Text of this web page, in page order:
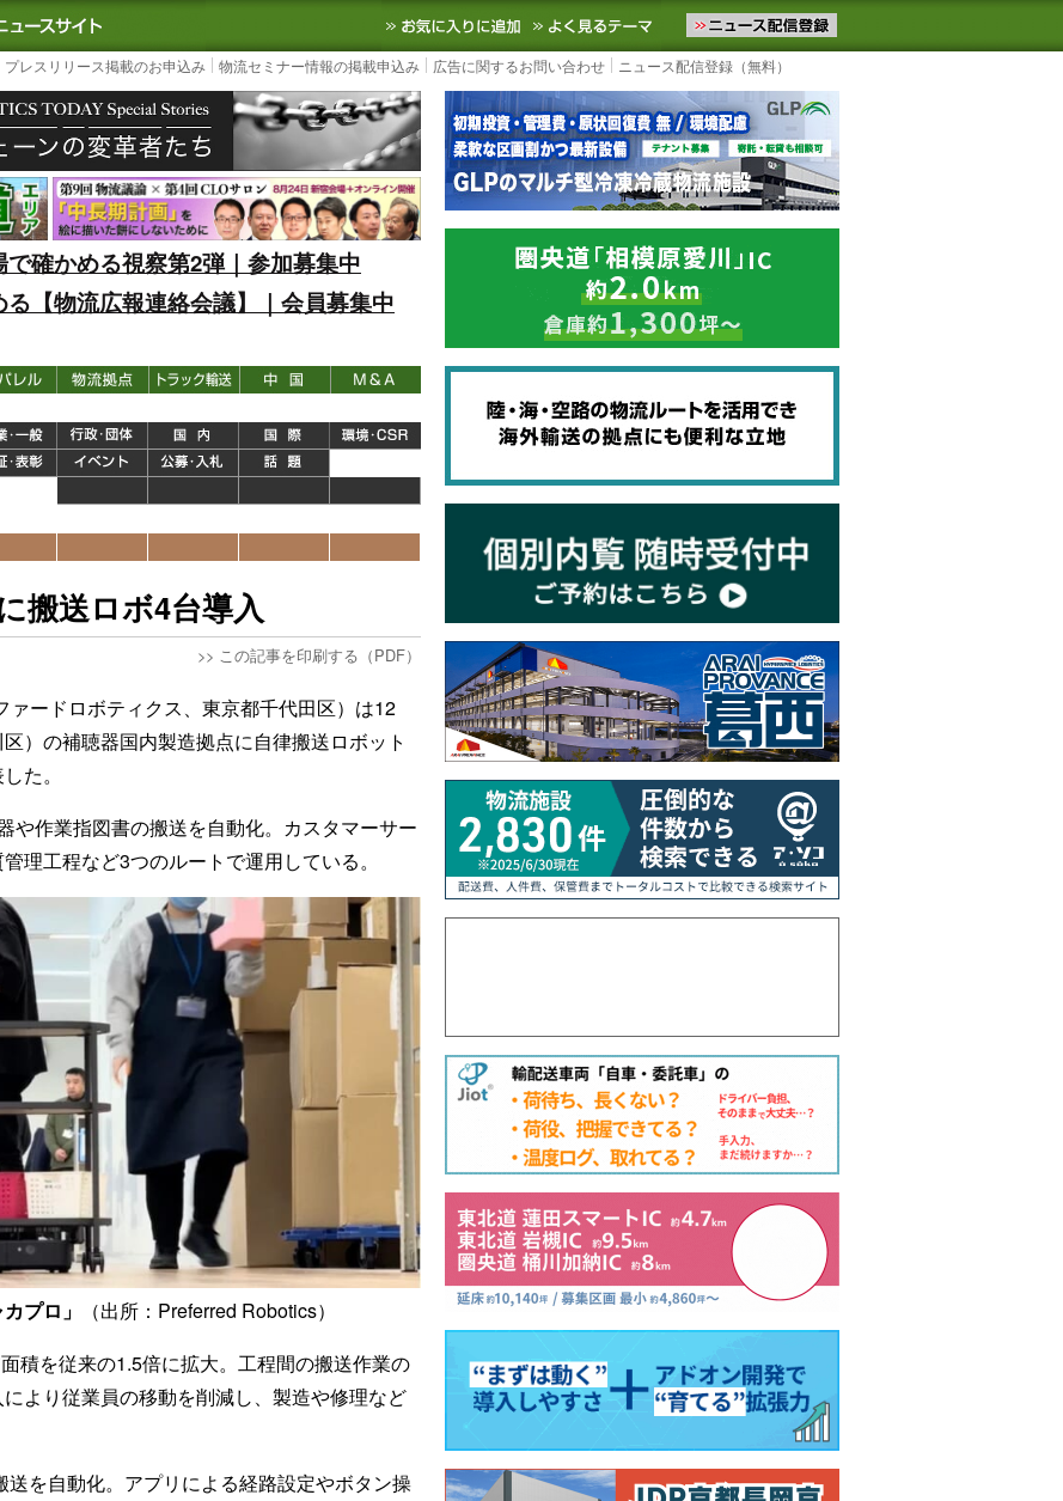
｜国内最大の物流ニュースサイト3PL, SCMなど国内外の最新の物流ニュースをお届けします。物流ニュースメール配信を登録す
お気に入りに追加 よく見るテーマ
レスリリース掲載のお申込み 物流セミナー情報の掲載申込み 広告に関するお問い合わせ ニュース配信登録（無料）
確かめる視察第2弾｜参加募集中
【物流広報連絡会議】｜会員募集中
搬送ロボ4台導入
>> この記事を印刷する（PDF）
ァードロボティクス、東京都千代田区）は12
）の補聴器国内製造拠点に自律搬送ロボット
た。
や作業指図書の搬送を自動化。カスタマーサー
理工程など3つのルートで運用している。
プロ」
（出所：Preferred Robotics）
積を従来の1.5倍に拡大。工程間の搬送作業の
より従業員の移動を削減し、製造や修理など
を自動化。アプリによる経路設定やボタン操